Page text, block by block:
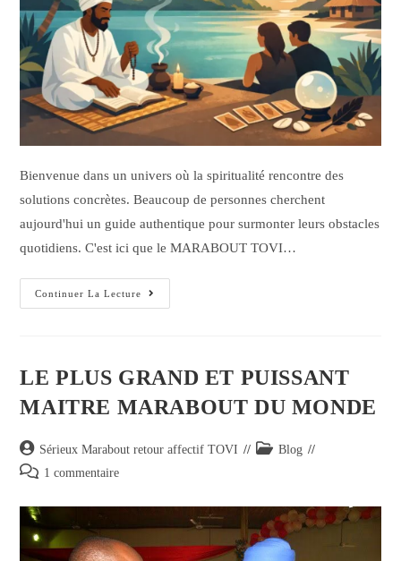
Bienvenue dans un univers où la spiritualité rencontre des
solutions concrètes. Beaucoup de personnes cherchent
aujourd'hui un guide authentique pour surmonter leurs obstacles
quotidiens. C'est ici que le MARABOUT TOVI…
Continuer La Lecture
LE PLUS GRAND ET PUISSANT
MAITRE MARABOUT DU MONDE
Sérieux Marabout retour affectif TOVI
Blog
1 commentaire